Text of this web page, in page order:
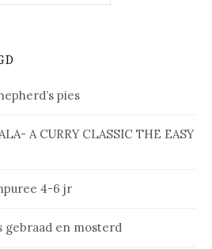
pies
A CURRY CLASSIC THE EASY
4-6 jr
ge­braad en mos­terd